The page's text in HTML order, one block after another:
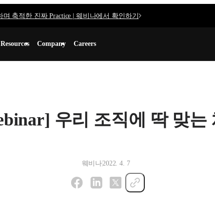
축적한 진짜 Practice | 웨비나에서 확인하기
Resources Company Careers
우리 조직에 딱 맞는
웨비나2022. 4. 7